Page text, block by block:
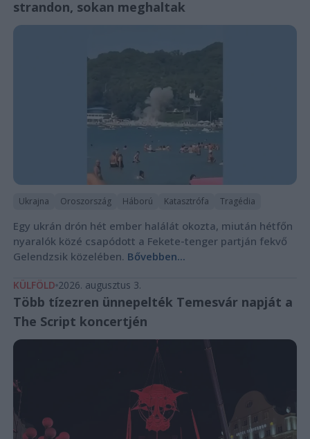
strandon, sokan meghaltak
Ukrajna Oroszország Háború Katasztrófa Tragédia
Egy ukrán drón hét ember halálát okozta, miután hétfőn
nyaralók közé csapódott a Fekete-tenger partján fekvő
Gelendzsik közelében. Bővebben...
KÜLFÖLD 2026. augusztus 3.
Több tízezren ünnepelték Temesvár napját a
The Script koncertjén